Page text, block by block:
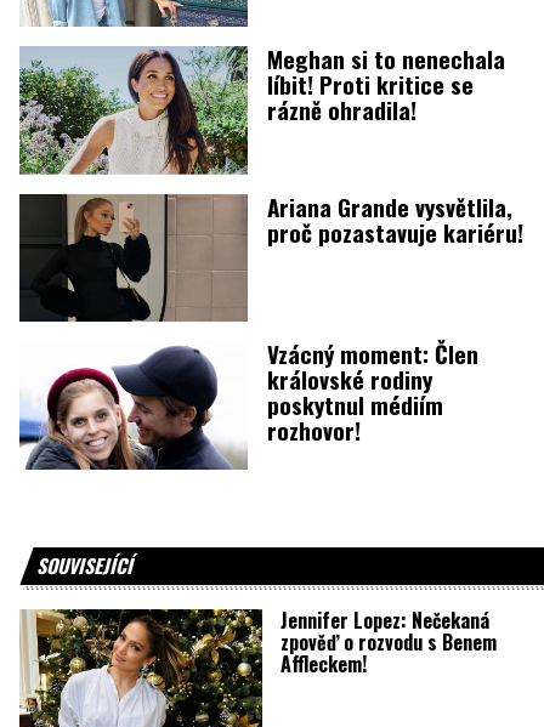
Meghan si to nenechala
líbit! Proti kritice se
rázně ohradila!
Ariana Grande vysvětlila,
proč pozastavuje kariéru!
Vzácný moment: Člen
královské rodiny
poskytnul médiím
rozhovor!
SOUVISEJÍCÍ
Jennifer Lopez: Nečekaná
zpověď o rozvodu s Benem
Affleckem!